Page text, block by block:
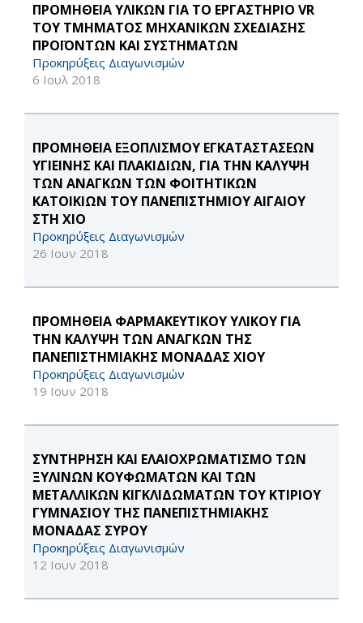
ΠΡΟΜΗΘΕΙΑ ΥΛΙΚΩΝ ΓΙΑ ΤΟ ΕΡΓΑΣΤΗΡΙΟ VR
ΤΟΥ ΤΜΗΜΑΤΟΣ ΜΗΧΑΝΙΚΩΝ ΣΧΕΔΙΑΣΗΣ
ΠΡΟΪΟΝΤΩΝ ΚΑΙ ΣΥΣΤΗΜΑΤΩΝ
Προκηρύξεις Διαγωνισμών
6 Ιουλ 2018
ΠΡΟΜΗΘΕΙΑ ΕΞΟΠΛΙΣΜΟΥ ΕΓΚΑΤΑΣΤΑΣΕΩΝ
ΥΓΙΕΙΝΗΣ ΚΑΙ ΠΛΑΚΙΔΙΩΝ, ΓΙΑ ΤΗΝ ΚΑΛΥΨΗ
ΤΩΝ ΑΝΑΓΚΩΝ ΤΩΝ ΦΟΙΤΗΤΙΚΩΝ
ΚΑΤΟΙΚΙΩΝ ΤΟΥ ΠΑΝΕΠΙΣΤΗΜΙΟΥ ΑΙΓΑΙΟΥ
ΣΤΗ ΧΙΟ
Προκηρύξεις Διαγωνισμών
26 Ιουν 2018
ΠΡΟΜΗΘΕΙΑ ΦΑΡΜΑΚΕΥΤΙΚΟΥ ΥΛΙΚΟΥ ΓΙΑ
ΤΗΝ ΚΑΛΥΨΗ ΤΩΝ ΑΝΑΓΚΩΝ ΤΗΣ
ΠΑΝΕΠΙΣΤΗΜΙΑΚΗΣ ΜΟΝΑΔΑΣ ΧΙΟΥ
Προκηρύξεις Διαγωνισμών
19 Ιουν 2018
ΣΥΝΤΗΡΗΣΗ ΚΑΙ ΕΛΑΙΟΧΡΩΜΑΤΙΣΜΟ ΤΩΝ
ΞΥΛΙΝΩΝ ΚΟΥΦΩΜΑΤΩΝ ΚΑΙ ΤΩΝ
ΜΕΤΑΛΛΙΚΩΝ ΚΙΓΚΛΙΔΩΜΑΤΩΝ ΤΟΥ ΚΤΙΡΙΟΥ
ΓΥΜΝΑΣΙΟΥ ΤΗΣ ΠΑΝΕΠΙΣΤΗΜΙΑΚΗΣ
ΜΟΝΑΔΑΣ ΣΥΡΟΥ
Προκηρύξεις Διαγωνισμών
12 Ιουν 2018